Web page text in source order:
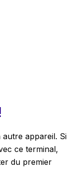
appareil. Si
ce terminal,
du premier